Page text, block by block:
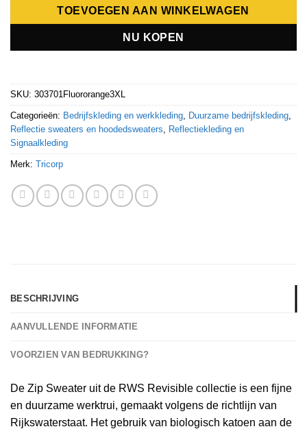
TOEVOEGEN AAN WINKELWAGEN
NU KOPEN
SKU: 303701Fluororange3XL
Categorieën: Bedrijfskleding en werkkleding, Duurzame bedrijfskleding,
Reflectie sweaters en hoodedsweaters, Reflectiekleding en
Signaalkleding
Merk: Tricorp
BESCHRIJVING
AANVULLENDE INFORMATIE
VOORZIEN VAN BEDRUKKING?
De Zip Sweater uit de RWS Revisible collectie is een fijne
en duurzame werktrui, gemaakt volgens de richtlijn van
Rijkswaterstaat. Het gebruik van biologisch katoen aan de